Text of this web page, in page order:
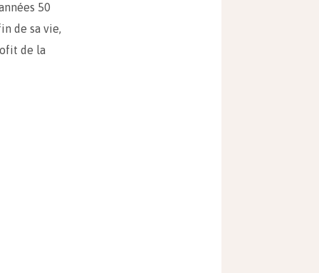
50
de sa vie,
de la